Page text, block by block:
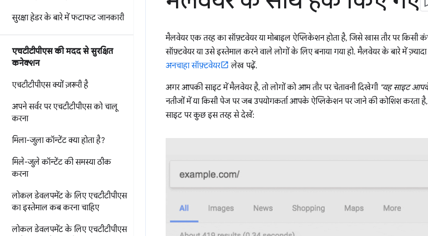
सुरक्षा हेडर के बारे में फटाफट जानकारी
एचटीटीपीएस की मदद से सुरक्षित
कनेक्शन
एचटीटीपीएस क्यों ज़रूरी है
अपने सर्वर पर एचटीटीपीएस को चालू
करना
मिला-जुला कॉन्टेंट क्या होता है?
मिले-जुले कॉन्टेंट की समस्या ठीक
करना
लोकल डेवलपमेंट के लिए एचटीटीपीएस
का इस्तेमाल कब करना चाहिए
लोकल डेवलपमेंट के लिए एचटीटीपीएस
मैलवेयर एक तरह का सॉफ़्टवेयर या मोबाइल ऐप्लिकेशन होता है, जिसे खास तौर पर किसी
सॉफ़्टवेयर या उसे इस्तेमाल करने वाले लोगों के लिए बनाया गया हो. मैलवेयर के बारे में
अनचाहा सॉफ़्टवेयर
लेख पढ़ें.
अगर आपकी साइट में मैलवेयर है, तो लोगों को आम तौर पर चेतावनी दिखेगी "यह साइट
नतीजों में या किसी पेज पर जब उपयोगकर्ता आपके ऐप्लिकेशन पर जाने की कोशिश करता
साइट पर कुछ इस तरह से देखें: